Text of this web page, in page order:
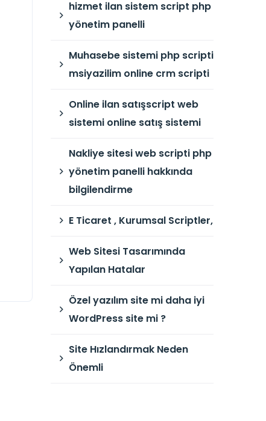
hizmet ilan sistem script php
yönetim panelli
Muhasebe sistemi php scripti
msiyazilim online crm scripti
Online ilan satışscript web
sistemi online satış sistemi
Nakliye sitesi web scripti php
yönetim panelli hakkında
bilgilendirme
E Ticaret , Kurumsal Scriptler,
Web Sitesi Tasarımında
Yapılan Hatalar
Özel yazılım site mi daha iyi
WordPress site mi ?
Site Hızlandırmak Neden
Önemli